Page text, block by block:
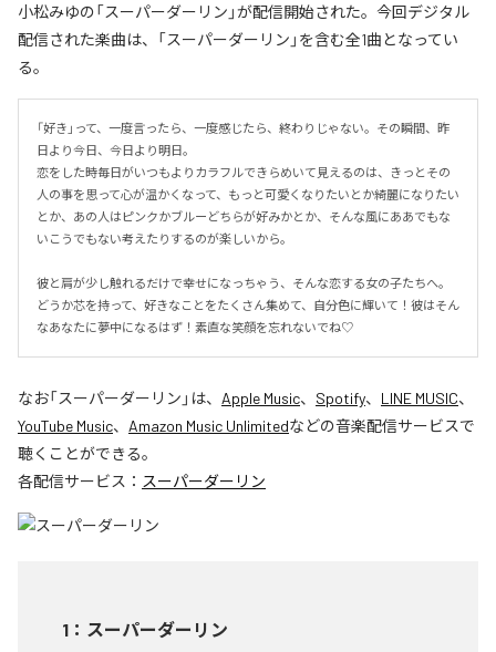
小松みゆの「スーパーダーリン」が配信開始された。今回デジタル
配信された楽曲は、「スーパーダーリン」を含む全1曲となってい
る。
「好き」って、一度言ったら、一度感じたら、終わりじゃない。その瞬間、昨
日より今日、今日より明日。
恋をした時毎日がいつもよりカラフルできらめいて見えるのは、きっとその
人の事を思って心が温かくなって、もっと可愛くなりたいとか綺麗になりたい
とか、あの人はピンクかブルーどちらが好みかとか、そんな風にああでもな
いこうでもない考えたりするのが楽しいから。
彼と肩が少し触れるだけで幸せになっちゃう、そんな恋する女の子たちへ。
どうか芯を持って、好きなことをたくさん集めて、自分色に輝いて！彼はそん
なあなたに夢中になるはず！素直な笑顔を忘れないでね♡
なお「スーパーダーリン 」は、 Apple Music、 Spotify、 LINE MUSIC、
YouTube Music、 Amazon Music Unlimitedなどの音楽配信サービスで
聴くことができる。
各配信サービス： スーパーダーリン
1 ： スーパーダーリン